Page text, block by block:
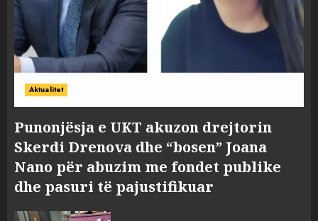
Aktualitet
Punonjësja e UKT akuzon drejtorin
Skerdi Drenova dhe “bosen” Joana
Nano për abuzim me fondet publike
dhe pasuri të pajustifikuar